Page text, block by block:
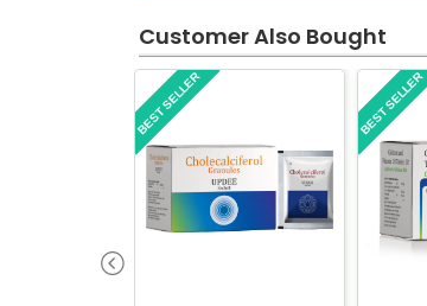
Customer Also Bought
BEST SELLER BEST SELLER